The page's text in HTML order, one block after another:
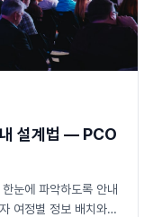
설계법 — PCO
눈에 파악하도록 안내
여정별 정보 배치와